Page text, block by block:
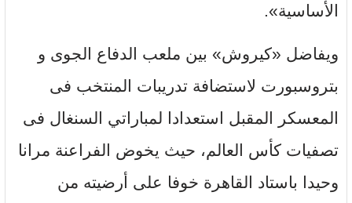
الأساسية».
ويفاضل «كيروش» بين ملعب الدفاع الجوى و
بتروسبورت لاستضافة تدريبات المنتخب فى
المعسكر المقبل استعدادا لمباراتي السنغال فى
تصفيات كأس العالم، حيث يخوض الفراعنة مرانا
وحيدا باستاد القاهرة خوفا على أرضيته من